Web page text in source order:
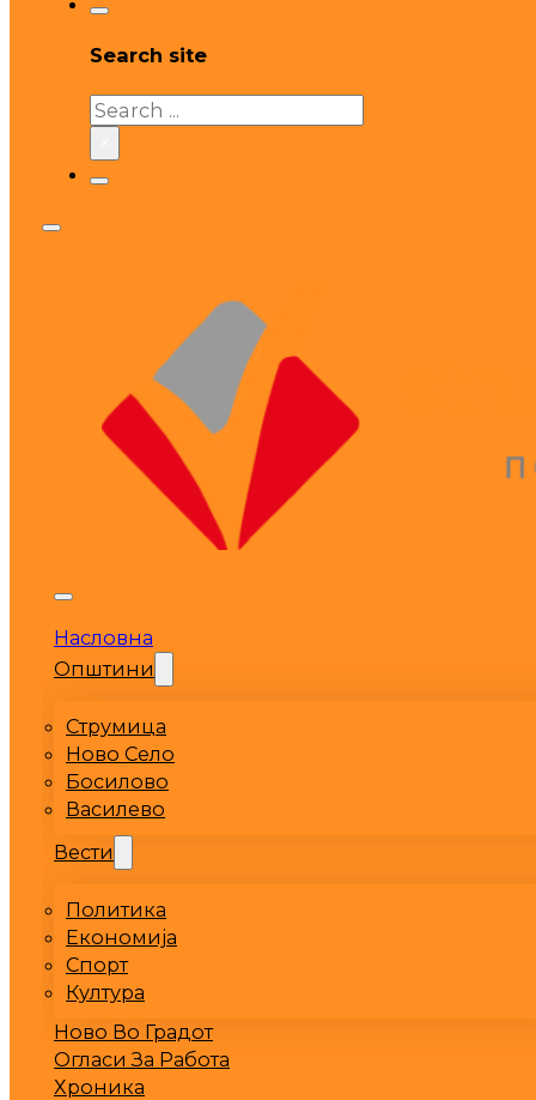
Search site
Search
Насловна
Општини
Струмица
Ново Село
Босилово
Василево
Вести
Политика
Економија
Спорт
Култура
Ново Во Градот
Огласи За Работа
Хроника